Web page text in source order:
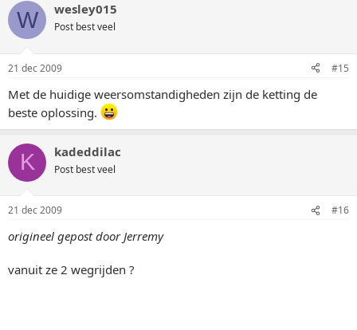
W wesley015
Post best veel
21 dec 2009 #15
Met de huidige weersomstandigheden zijn de ketting de
beste oplossing.
K kadeddilac
Post best veel
21 dec 2009 #16
origineel gepost door Jerremy
vanuit ze 2 wegrijden ?